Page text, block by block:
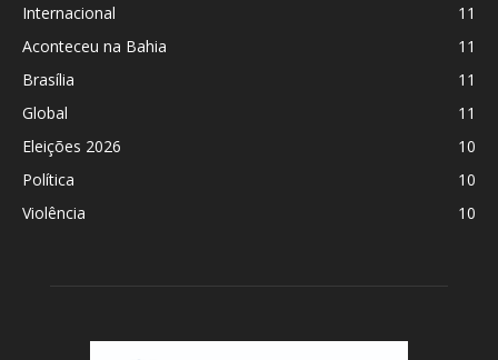
Internacional
11
Aconteceu na Bahia
11
Brasília
11
Global
11
Eleições 2026
10
Política
10
Violência
10